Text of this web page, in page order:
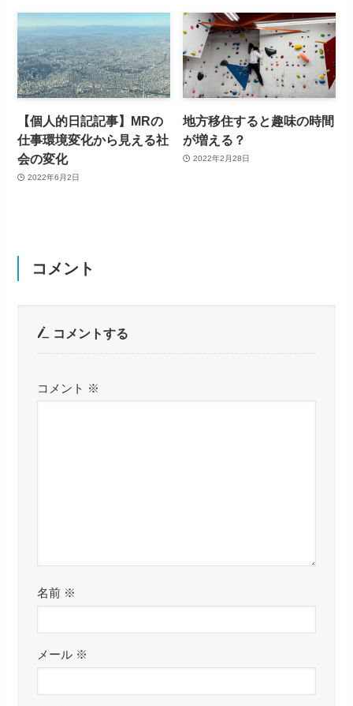
【個人的日記記事】MRの
仕事環境変化から見える社
会の変化
2022年6月2日
地方移住すると趣味の時間
が増える？
2022年2月28日
コメント
コメントする
コメント ※
名前 ※
メール ※